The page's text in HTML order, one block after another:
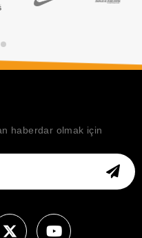
haberdar olmak için